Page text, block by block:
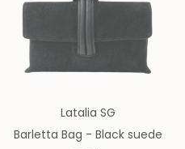
Latalia SG
Barletta Bag - Black suede